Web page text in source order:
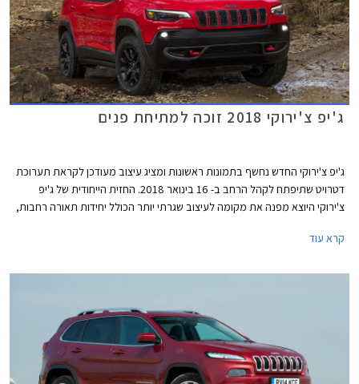
ג'יפ צ'ירוקי 2018 זוכה למתיחת פנים
ג'יפ צ'ירוקי החדש נחשף בתמונות ראשונות ומציג עיצוב מעודכן לקראת תערוכת
דטרויט שתיפתח לקהל הרחב ב- 16 בינואר 2018. החזית הייחודית של ג'יפ
צ'ירוקי היוצא מפנה את מקומה לעיצוב שגרתי יותר הכולל יחידות תאורה רחבות,
קרא עוד